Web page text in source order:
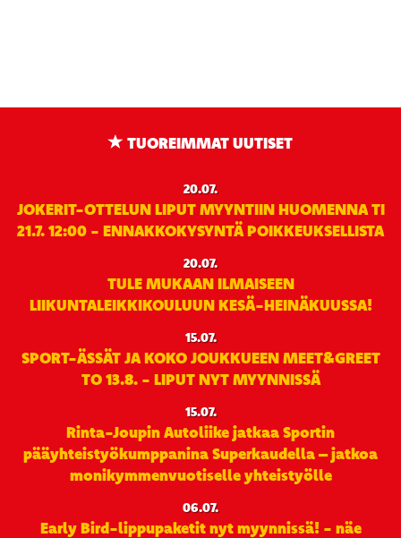
TUOREIMMAT UUTISET
20.07.
JOKERIT-OTTELUN LIPUT MYYNTIIN HUOMENNA TI
21.7. 12:00 - ENNAKKOKYSYNTÄ POIKKEUKSELLISTA
20.07.
TULE MUKAAN ILMAISEEN
LIIKUNTALEIKKIKOULUUN KESÄ-HEINÄKUUSSA!
15.07.
SPORT-ÄSSÄT JA KOKO JOUKKUEEN MEET&GREET
TO 13.8. - LIPUT NYT MYYNNISSÄ
15.07.
Rinta-Joupin Autoliike jatkaa Sportin
pääyhteistyökumppanina Superkaudella – jatkoa
monikymmenvuotiselle yhteistyölle
06.07.
Early Bird-lippupaketit nyt myynnissä! - näe